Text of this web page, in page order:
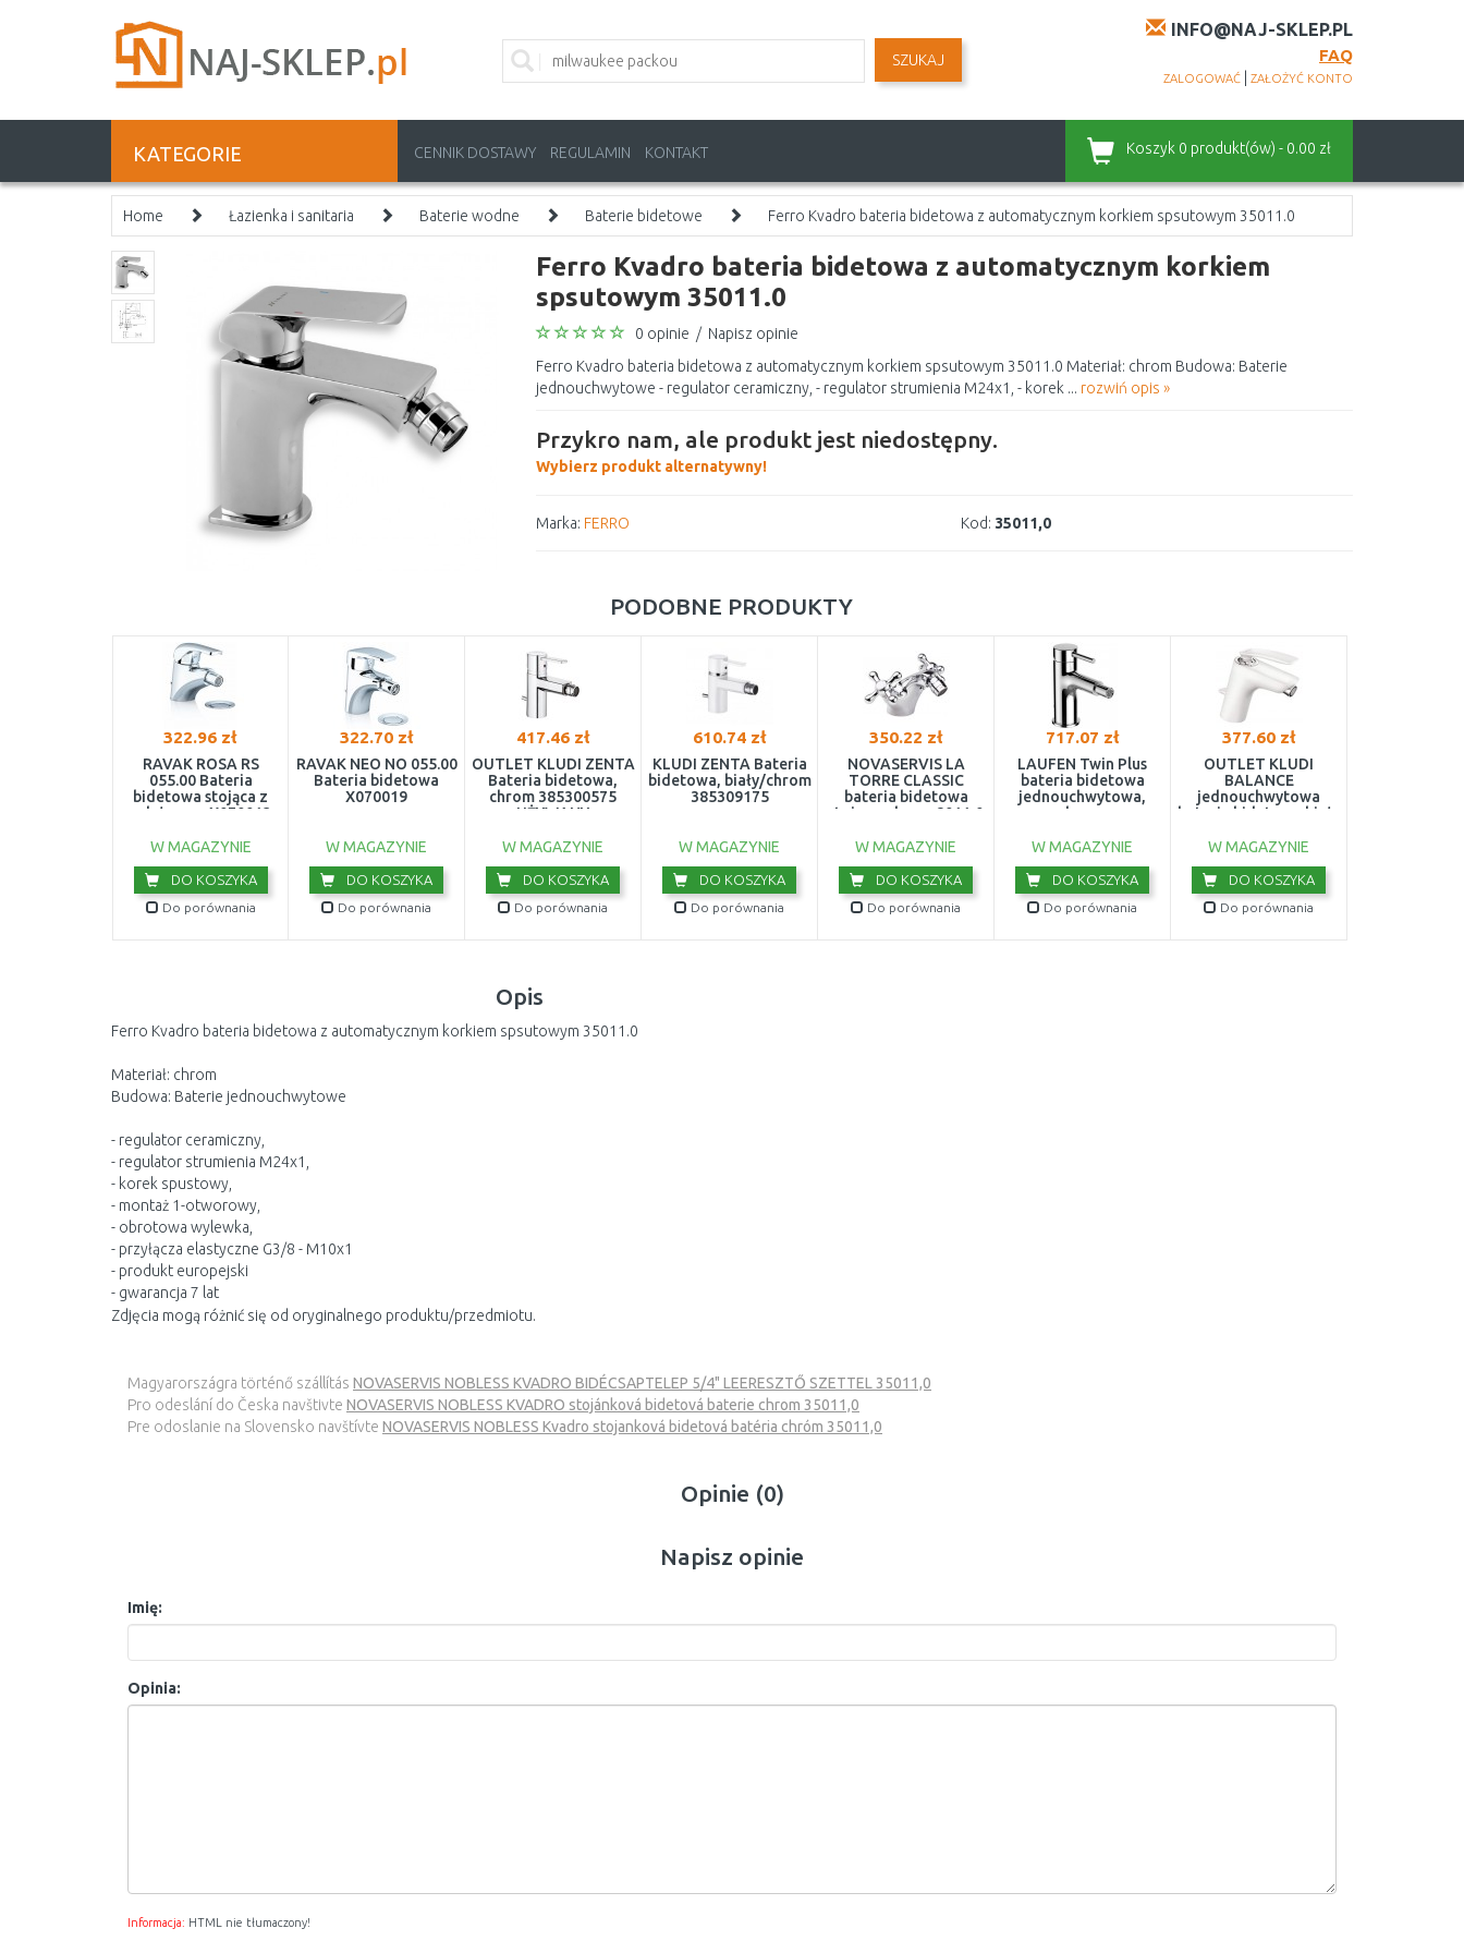
INFO@NAJ-SKLEP.PL
FAQ
ZALOGOWAĆ ZAŁOŻYĆ KONTO
SZUKAJ
KATEGORIE CENNIK DOSTAWY REGULAMIN KONTAKT Koszyk 0 produkt(ów) - 0.00 zł
Home Łazienka i sanitaria Baterie wodne Baterie bidetowe Ferro Kvadro bateria bidetowa z automatycznym korkiem spsutowym 35011.0
Ferro Kvadro bateria bidetowa z automatycznym korkiem
spsutowym 35011.0
0 opinie / Napisz opinie
Ferro Kvadro bateria bidetowa z automatycznym korkiem spsutowym 35011.0 Materiał: chrom Budowa: Baterie
jednouchwytowe - regulator ceramiczny, - regulator strumienia M24x1, - korek ... rozwiń opis »
Przykro nam, ale produkt jest niedostępny.
Wybierz produkt alternatywny!
Marka: FERRO Kod: 35011,0
PODOBNE PRODUKTY
322.96 zł
RAVAK ROSA RS
055.00 Bateria
bidetowa stojąca z
odpływem X070013
W MAGAZYNIE
DO KOSZYKA
Do porównania
322.70 zł
RAVAK NEO NO 055.00
Bateria bidetowa
X070019
W MAGAZYNIE
DO KOSZYKA
Do porównania
417.46 zł
OUTLET KLUDI ZENTA
Bateria bidetowa,
chrom 385300575
UŻYWANY
W MAGAZYNIE
DO KOSZYKA
Do porównania
610.74 zł
KLUDI ZENTA Bateria
bidetowa, biały/chrom
385309175
W MAGAZYNIE
DO KOSZYKA
Do porównania
350.22 zł
NOVASERVIS LA
TORRE CLASSIC
bateria bidetowa
stojąca, chrom 8011,0
W MAGAZYNIE
DO KOSZYKA
Do porównania
717.07 zł
LAUFEN Twin Plus
bateria bidetowa
jednouchwytowa,
chrom,
W MAGAZYNIE
DO KOSZYKA
Do porównania
377.60 zł
OUTLET KLUDI
BALANCE
jednouchwytowa
bateria bidetowa biały
USZKODZONY
W MAGAZYNIE
DO KOSZYKA
Do porównania
Opis
Ferro Kvadro bateria bidetowa z automatycznym korkiem spsutowym 35011.0
Materiał: chrom
Budowa: Baterie jednouchwytowe
- regulator ceramiczny,
- regulator strumienia M24x1,
- korek spustowy,
- montaż 1-otworowy,
- obrotowa wylewka,
- przyłącza elastyczne G3/8 - M10x1
- produkt europejski
- gwarancja 7 lat
Zdjęcia mogą różnić się od oryginalnego produktu/przedmiotu.
Magyarországra történő szállítás NOVASERVIS NOBLESS KVADRO BIDÉCSAPTELEP 5/4" LEERESZTŐ SZETTEL 35011,0
Pro odeslání do Česka navštivte NOVASERVIS NOBLESS KVADRO stojánková bidetová baterie chrom 35011,0
Pre odoslanie na Slovensko navštívte NOVASERVIS NOBLESS Kvadro stojanková bidetová batéria chróm 35011,0
Opinie (0)
Napisz opinie
Imię:
Opinia:
Informacja: HTML nie tłumaczony!